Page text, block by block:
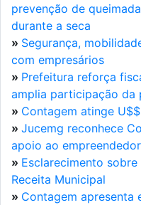
prevenção de
durante a seca
» Segurança,
com empresários
» Prefeitura reforça
amplia participação da
» Contagem atinge
» Jucemg reconhece
apoio ao empreendedor
» Esclarecimento
Receita Municipal
» Contagem apresenta